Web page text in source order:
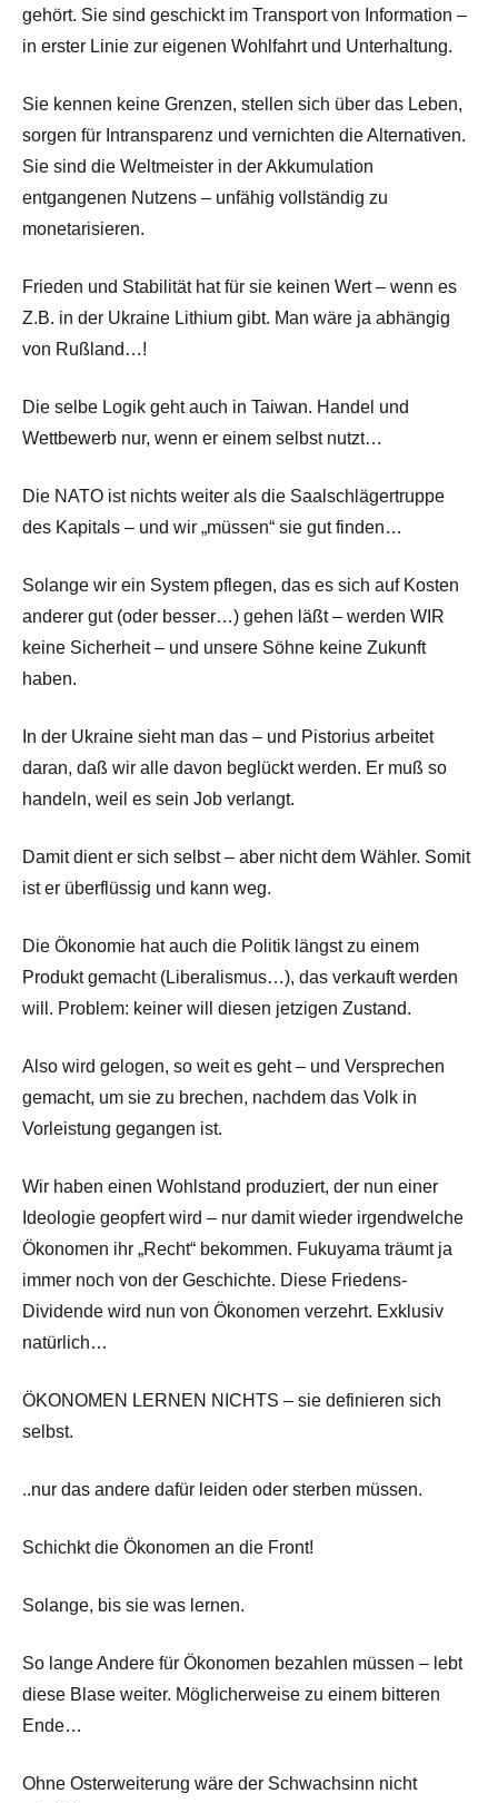
gehört. Sie sind geschickt im Transport von Information –
in erster Linie zur eigenen Wohlfahrt und Unterhaltung.
Sie kennen keine Grenzen, stellen sich über das Leben,
sorgen für Intransparenz und vernichten die Alternativen.
Sie sind die Weltmeister in der Akkumulation
entgangenen Nutzens – unfähig vollständig zu
monetarisieren.
Frieden und Stabilität hat für sie keinen Wert – wenn es
Z.B. in der Ukraine Lithium gibt. Man wäre ja abhängig
von Rußland…!
Die selbe Logik geht auch in Taiwan. Handel und
Wettbewerb nur, wenn er einem selbst nutzt…
Die NATO ist nichts weiter als die Saalschlägertruppe
des Kapitals – und wir „müssen“ sie gut finden…
Solange wir ein System pflegen, das es sich auf Kosten
anderer gut (oder besser…) gehen läßt – werden WIR
keine Sicherheit – und unsere Söhne keine Zukunft
haben.
In der Ukraine sieht man das – und Pistorius arbeitet
daran, daß wir alle davon beglückt werden. Er muß so
handeln, weil es sein Job verlangt.
Damit dient er sich selbst – aber nicht dem Wähler. Somit
ist er überflüssig und kann weg.
Die Ökonomie hat auch die Politik längst zu einem
Produkt gemacht (Liberalismus…), das verkauft werden
will. Problem: keiner will diesen jetzigen Zustand.
Also wird gelogen, so weit es geht – und Versprechen
gemacht, um sie zu brechen, nachdem das Volk in
Vorleistung gegangen ist.
Wir haben einen Wohlstand produziert, der nun einer
Ideologie geopfert wird – nur damit wieder irgendwelche
Ökonomen ihr „Recht“ bekommen. Fukuyama träumt ja
immer noch von der Geschichte. Diese Friedens-
Dividende wird nun von Ökonomen verzehrt. Exklusiv
natürlich…
ÖKONOMEN LERNEN NICHTS – sie definieren sich
selbst.
..nur das andere dafür leiden oder sterben müssen.
Schichkt die Ökonomen an die Front!
Solange, bis sie was lernen.
So lange Andere für Ökonomen bezahlen müssen – lebt
diese Blase weiter. Möglicherweise zu einem bitteren
Ende…
Ohne Osterweiterung wäre der Schwachsinn nicht